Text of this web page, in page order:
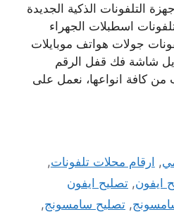
التلفونات الذكية الجديدة
اسطبلات الجهراء
جولات هواتف موبايلات
شاشة فك قفل الرقم
من كافة انواعها، نعمل على
, ارقام محلات تلفونات,
ايفون, تصليح ايفون
, تصليح سامسونج,